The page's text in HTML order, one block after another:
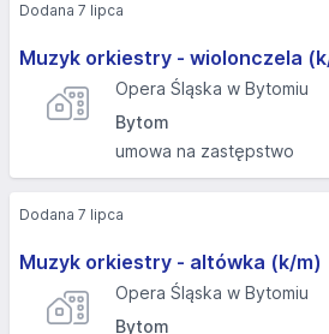
Muzyk orkiestry - wiolonczela
Opera Śląska w Bytomiu
Bytom
umowa na zastępstwo
Dodana 7 lipca
Muzyk orkiestry - altówka (k/m)
Opera Śląska w Bytomiu
Bytom
Dodana 7 lipca